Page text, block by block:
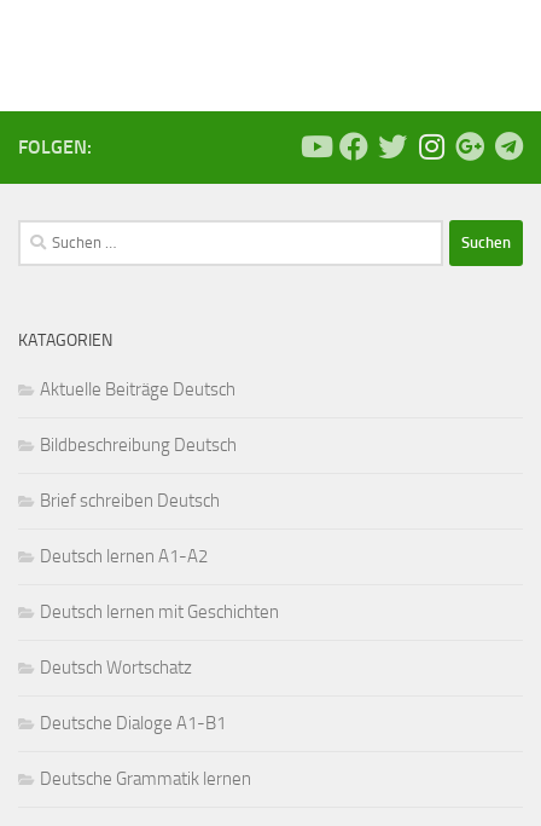
FOLGEN:
Suchen
nach:
KATAGORIEN
Aktuelle Beiträge Deutsch
Bildbeschreibung Deutsch
Brief schreiben Deutsch
Deutsch lernen A1-A2
Deutsch lernen mit Geschichten
Deutsch Wortschatz
Deutsche Dialoge A1-B1
Deutsche Grammatik lernen